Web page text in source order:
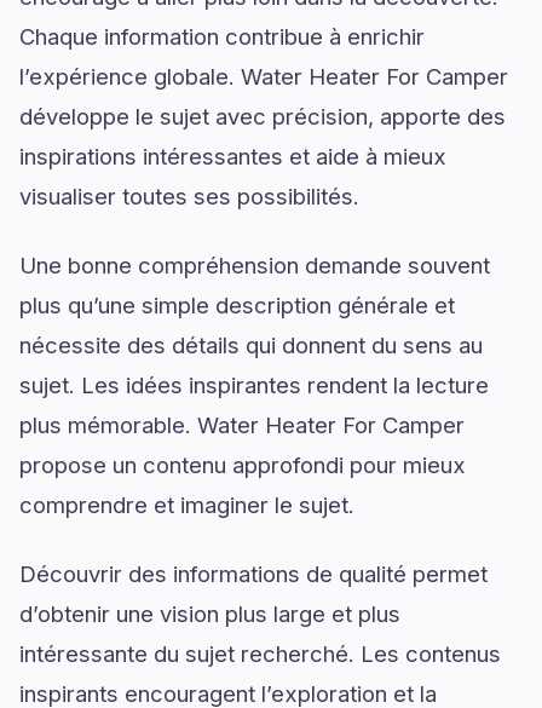
Chaque information contribue à enrichir
l’expérience globale. Water Heater For Camper
développe le sujet avec précision, apporte des
inspirations intéressantes et aide à mieux
visualiser toutes ses possibilités.
Une bonne compréhension demande souvent
plus qu’une simple description générale et
nécessite des détails qui donnent du sens au
sujet. Les idées inspirantes rendent la lecture
plus mémorable. Water Heater For Camper
propose un contenu approfondi pour mieux
comprendre et imaginer le sujet.
Découvrir des informations de qualité permet
d’obtenir une vision plus large et plus
intéressante du sujet recherché. Les contenus
inspirants encouragent l’exploration et la